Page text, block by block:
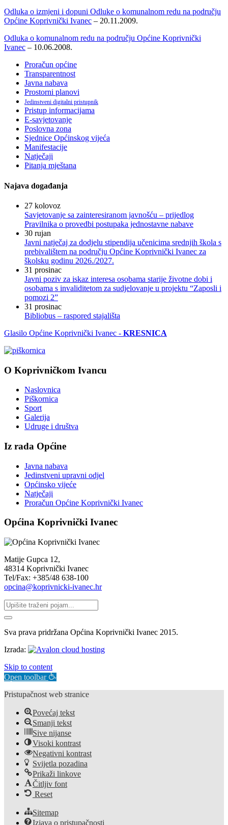
Odluka o izmjeni i dopuni Odluke o komunalnom redu na području
Općine Koprivnički Ivanec – 20.11.2009.
Odluka o komunalnom redu na području Općine Koprivnički
Ivanec – 10.06.2008.
Proračun općine
Transparentnost
Javna nabava
Prostorni planovi
Jedinstveni digitalni pristupnik
Pristup informacijama
E-savjetovanje
Poslovna zona
Sjednice Općinskog vijeća
Manifestacije
Natječaji
Pitanja mještana
Najava događanja
27 kolovoz
Savjetovanje sa zainteresiranom javnošću – prijedlog
Pravilnika o provedbi postupaka jednostavne nabave
30 rujan
Javni natječaj za dodjelu stipendija učenicima srednjih škola s
prebivalištem na području Općine Koprivnički Ivanec za
školsku godinu 2026./2027.
31 prosinac
Javni poziv za iskaz interesa osobama starije životne dobi i
osobama s invaliditetom za sudjelovanje u projektu “Zaposli i
pomozi 2”
31 prosinac
Bibliobus – raspored stajališta
Glasilo Općine Koprivnički Ivanec - KRESNICA
O Koprivničkom Ivancu
Naslovnica
Piškornica
Sport
Galerija
Udruge i društva
Iz rada Općine
Javna nabava
Jedinstveni upravni odjel
Općinsko vijeće
Natječaji
Proračun Općine Koprivnički Ivanec
Općina Koprivnički Ivanec
Matije Gupca 12,
48314 Koprivnički Ivanec
Tel/Fax: +385/48 638-100
opcina@koprivnicki-ivanec.hr
Sva prava pridržana Općina Koprivnički Ivanec 2015.
Izrada:
Skip to content
Open toolbar
Pristupačnost web stranice
Povećaj tekst
Smanji tekst
Sive nijanse
Visoki kontrast
Negativni kontrast
Svijetla pozadina
Prikaži linkove
Čitljiv font
Reset
Sitemap
Izjava o pristupačnosti